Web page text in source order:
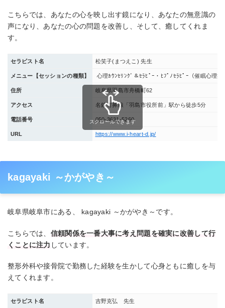
こちらでは、あなたの心を映し出す鏡になり、あなたの無意識の
声になり、あなたの心の問題を改善し、そして、癒してくれま
す。
セラピスト名 松笑子(まつえこ) 先生
メニュー【セッションの種類】 心理ｶｳﾝｾﾘﾝｸﾞ＆ｾﾗﾋﾟｰ・ﾋﾌﾟﾉｾﾗﾋﾟｰ（催眠心理
住所 岐阜県羽島市舟橋町62
アクセス 名鉄竹鼻線「羽島市役所前」駅から徒歩5分
電話番号 050-3631-5260
URL https://www.i-heart-d.jp/
スクロールできます
kagayaki ～かがやき～
岐阜県岐阜市にある、 kagayaki ～かがやき～です。
こちらでは、 信頼関係を一番大事に考え問題を確実に改善して行
くことに注力 しています。
整形外科や接骨院で勤務した経験を生かして心身ともに癒しを与
えてくれます。
セラピスト名 吉野克弘 先生